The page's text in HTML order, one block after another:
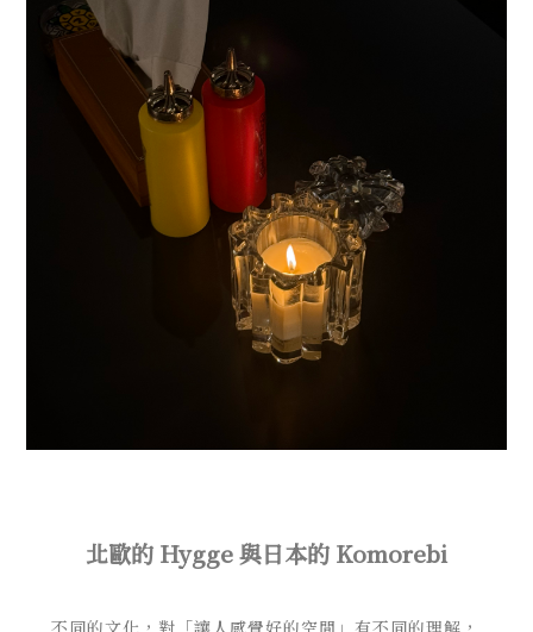
北歐的 Hygge 與日本的 Komorebi
不同的文化，對「讓人感覺好的空間」有不同的理解，